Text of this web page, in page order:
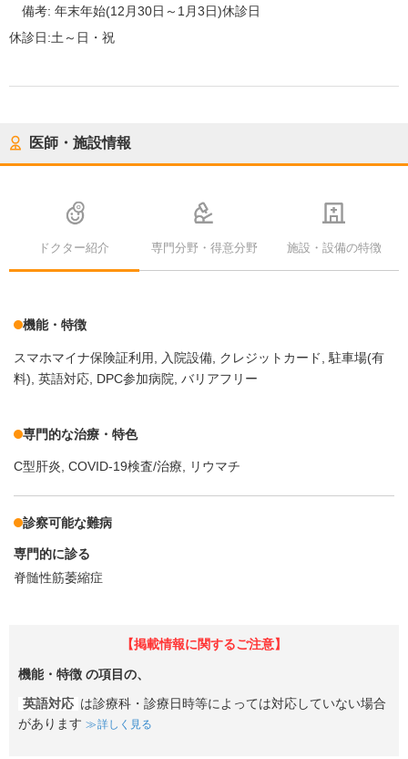
備考:年末年始(12月30日～1月3日)休診日
休診日:土～日・祝
医師・施設情報
ドクター紹介 専門分野・得意分野 施設・設備の特徴
機能・特徴
スマホマイナ保険証利用 入院設備 クレジットカード
駐車場(有
料) 英語対応 DPC参加病院 バリアフリー
専門的な治療・特色
C型肝炎 COVID-19検査/治療 リウマチ
診察可能な難病
専門的に診る
脊髄性筋萎縮症
【掲載情報に関するご注意】
機能・特徴 の項目の、
英語対応 は診療科・診療日時等によっては対応していない場合
があります
詳しく見る